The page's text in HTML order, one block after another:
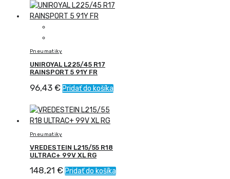
Pneumatiky
UNIROYAL L225/45 R17
RAINSPORT 5 91Y FR
96,43 € Pridať do košíka
Pneumatiky
VREDESTEIN L215/55 R18
ULTRAC+ 99V XL RG
148,21 €Pridať do košíka